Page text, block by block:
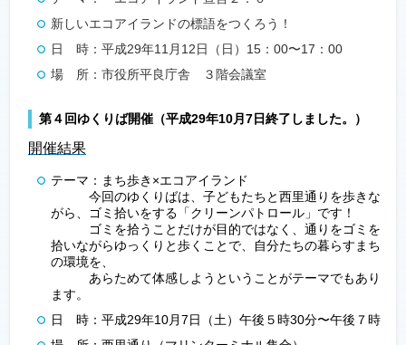
新しいエコアイランドの標語をつくろう！
日 時：平成29年11月12日（日）15：00〜17：00
場 所：市役所平良庁舎 ３階会議室
第４回ゆくりば開催（平成29年10月7日終了しました。）
開催結果
テーマ：まち歩き×エコアイランド
今回のゆくりばは、子どもたちと西里通りを歩きな
がら、ゴミ拾いをする「クリーンパトロール」です！
ゴミを拾うことだけが目的ではなく、通りをゴミを
拾いながらゆっくりと歩くことで、自分たちの暮らすまち
の環境を、
あらためて体感しようということがテーマでもあり
ます。
日 時：平成29年10月7日（土）午後５時30分〜午後７時